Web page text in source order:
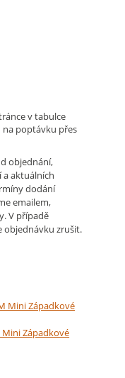
v tabulce
poptávku přes
objednání,
a aktuálních
dodání
emailem,
V případě
objednávku zrušit.
Mini Západkové
Mini Západkové